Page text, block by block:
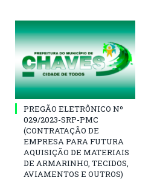
PREGÃO ELETRÔNICO Nº
029/2023-SRP-PMC
(CONTRATAÇÃO DE
EMPRESA PARA FUTURA
AQUISIÇÃO DE MATERIAIS
DE ARMARINHO, TECIDOS,
AVIAMENTOS E OUTROS)